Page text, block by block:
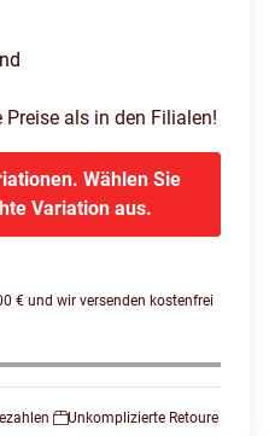
als in den Filialen!
Wählen Sie
Variation aus.
€ und wir versenden kostenfrei
Unkomplizierte Retoure